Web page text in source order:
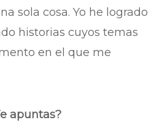
sola cosa. Yo he logrado
historias cuyos temas
en el que me
apuntas?